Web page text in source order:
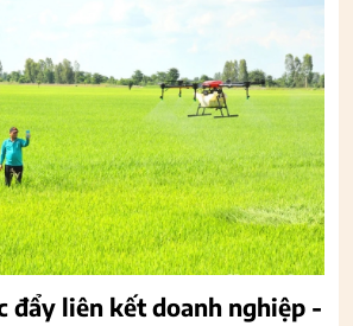
đẩy liên kết doanh nghiệp -